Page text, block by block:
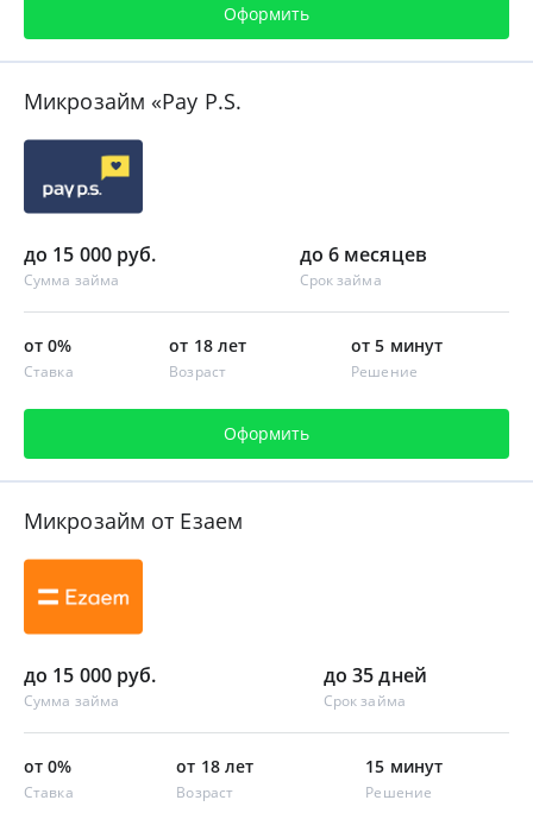
Оформить
Микрозайм «Pay P.S.
до 15 000 руб.
Сумма займа
до 6 месяцев
Срок займа
от 0%
Ставка
от 18 лет
Возраст
от 5 минут
Решение
Оформить
Микрозайм от Езаем
до 15 000 руб.
Сумма займа
до 35 дней
Срок займа
от 0%
Ставка
от 18 лет
Возраст
15 минут
Решение